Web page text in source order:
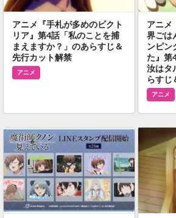
アニメ『手札が多めのビクト
リア』第4話「私のことを捕
まえますか？」のあらすじ＆
先行カット解禁
アニメ
アニメ
界ごは
ンピン
た』第
汝はタ
らすじ
アニメ